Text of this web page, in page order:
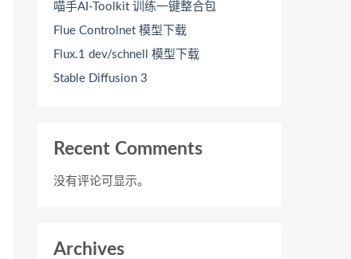
喵手AI-Toolkit 训练一键整合包
Flue Controlnet 模型下载
Flux.1 dev/schnell 模型下载
Stable Diffusion 3
Recent Comments
没有评论可显示。
Archives